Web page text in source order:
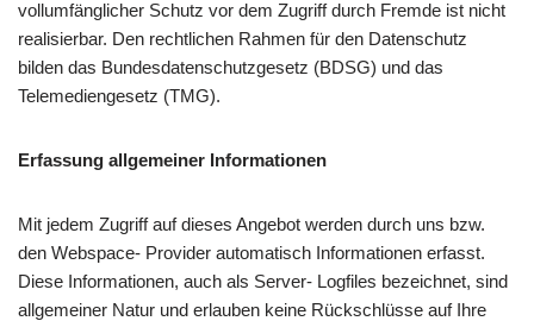
vollumfänglicher Schutz vor dem Zugriff durch Fremde ist nicht
realisierbar. Den rechtlichen Rahmen für den Datenschutz
bilden das Bundesdatenschutzgesetz (BDSG) und das
Telemediengesetz (TMG).
Erfassung allgemeiner Informationen
Mit jedem Zugriff auf dieses Angebot werden durch uns bzw.
den Webspace- Provider automatisch Informationen erfasst.
Diese Informationen, auch als Server- Logfiles bezeichnet, sind
allgemeiner Natur und erlauben keine Rückschlüsse auf Ihre